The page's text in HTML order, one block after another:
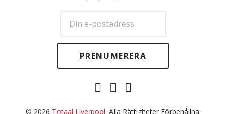
post
Facebook
© 2026 Totaal Liverpool. Alla Rättigheter Förbehållna.